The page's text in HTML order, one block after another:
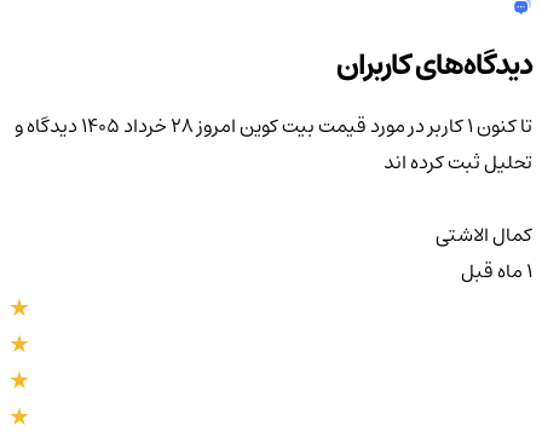
دیدگاه‌های کاربران
تا کنون 1 کاربر در مورد قیمت بیت کوین امروز ۲۸ خرداد ۱۴۰۵
دیدگاه و
تحلیل ثبت کرده اند
کمال الاشتی